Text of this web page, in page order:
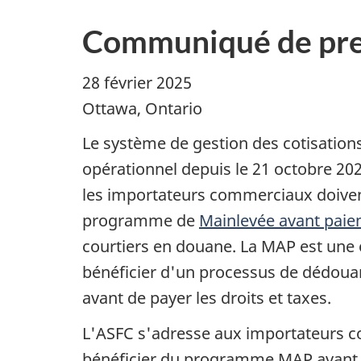
Communiqué de
28 février 2025
Ottawa, Ontario
Le système de gestion des
opérationnel depuis le 21 octobre
les importateurs commerciaux
programme de Mainlevée avant
courtiers en douane. La MAP est
bénéficier d'un processus de
avant de payer les droits et taxes.
L'ASFC s'adresse aux importateurs